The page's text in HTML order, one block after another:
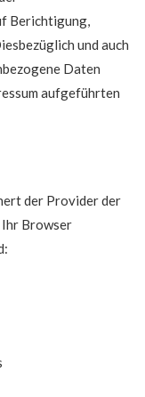
Berichtigung,
und auch
Daten
aufgeführten
der Provider der
Browser